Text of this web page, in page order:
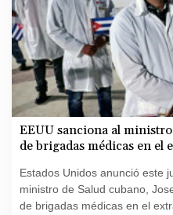
EEUU sanciona al
de brigadas médicas en el
Estados Unidos anunció este
ministro de Salud cubano,
de brigadas médicas en el